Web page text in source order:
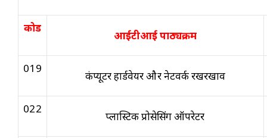
कोड
आईटीआई पाठ्यक्रम
019
कंप्यूटर हार्डवेयर और नेटवर्क रखरखाव
022
प्लास्टिक प्रोसेसिंग ऑपरेटर